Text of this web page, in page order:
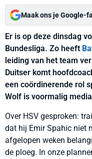
Maak ons je Google-
Er is op deze dinsdag
Bundesliga. Zo heeft
leiding van het team
Duitser komt
een coördinerende rol
Wolf is voormalig
Over HSV gesproken:
dat hij Emir Spahic niet
afgelopen weken
de ploeg. In onze